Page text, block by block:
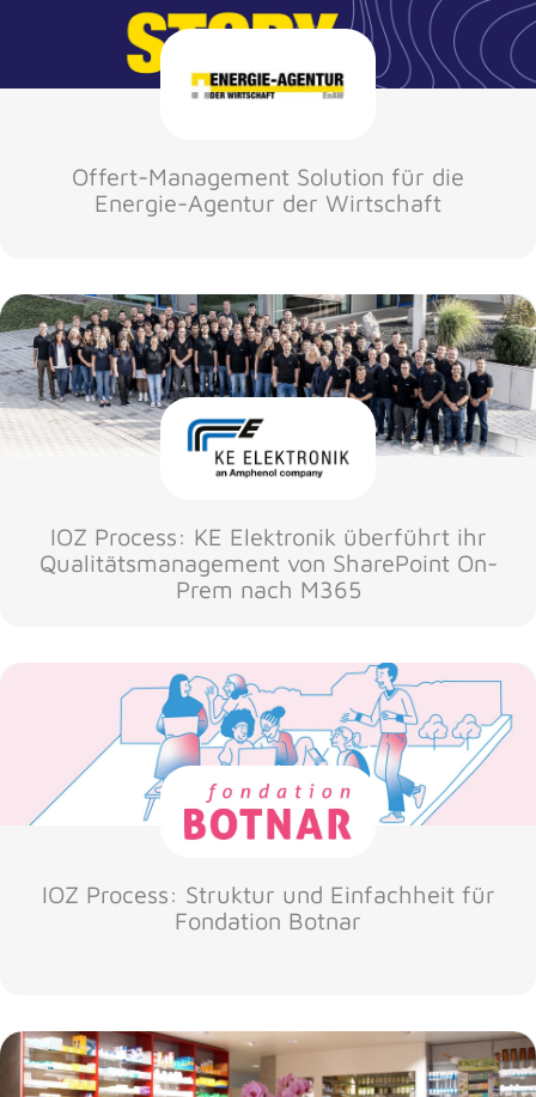
Offert-Management Solution für die
Energie-Agentur der Wirtschaft
IOZ Process: KE Elektronik überführt ihr
Qualitätsmanagement von SharePoint On-
Prem nach M365
IOZ Process: Struktur und Einfachheit für
Fondation Botnar